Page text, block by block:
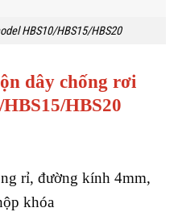
HBS10/HBS15/HBS20
dây chống rơi
HBS20
rỉ, đường kính 4mm,
khóa